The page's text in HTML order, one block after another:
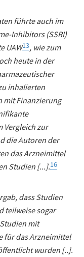
führte auch im
Inhibitors (SSRI)
UAW13, wie zum
heute in der
inhalierten
mit Finanzierung
Vergleich zur
die Autoren der
das Arzneimittel
Studien [...].16
dass Studien
teilweise sogar
mit
für das Arzneimittel
wurden [..].